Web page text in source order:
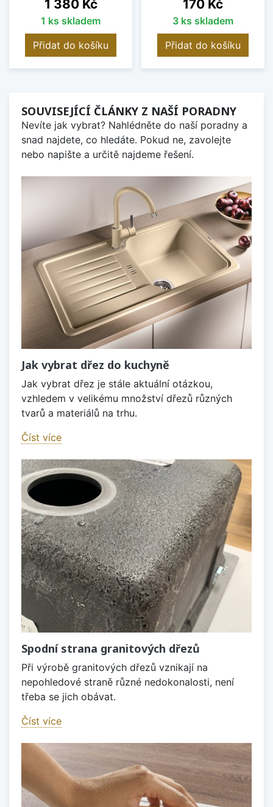
1 380 Kč
1 ks skladem
Přidat do košíku
170 Kč
3 ks skladem
Přidat do košíku
SOUVISEJÍCÍ ČLÁNKY Z NAŠÍ PORADNY
Nevíte jak vybrat? Nahlédněte do naší poradny a
snad najdete, co hledáte. Pokud ne, zavolejte
nebo napište a určitě najdeme řešení.
Jak vybrat dřez do kuchyně
Jak vybrat dřez je stále aktuální otázkou,
vzhledem v velikému množství dřezů různých
tvarů a materiálů na trhu.
Číst více
Spodní strana granitových dřezů
Při výrobě granitových dřezů vznikají na
nepohledové straně různé nedokonalosti, není
třeba se jich obávat.
Číst více